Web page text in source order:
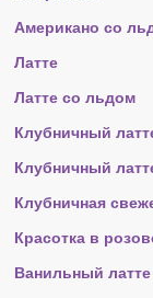
Американо со
Латте
Латте со льдом
Клубничный
Клубничный
Клубничная
Красотка в
Ванильный латте